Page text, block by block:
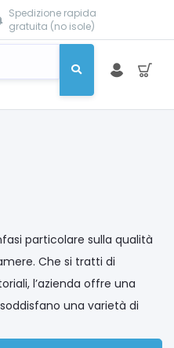
Spedizione rapida
gratuita (no isole)
particolare sulla qualità
Che si tratti di
l’azienda offre una
una varietà di